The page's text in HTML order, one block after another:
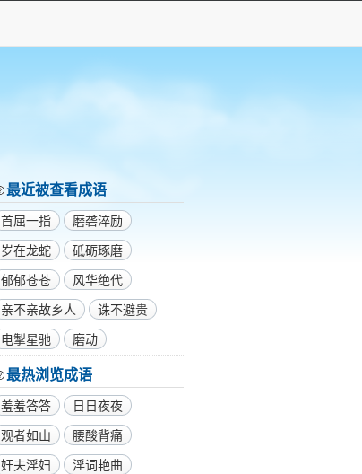
最近被查看成语
首屈一指
磨砻淬励
岁在龙蛇
砥砺琢磨
郁郁苍苍
风华绝代
亲不亲故乡人
诛不避贵
电掣星驰
磨动
最热浏览成语
羞羞答答
日日夜夜
观者如山
腰酸背痛
奸夫淫妇
淫词艳曲